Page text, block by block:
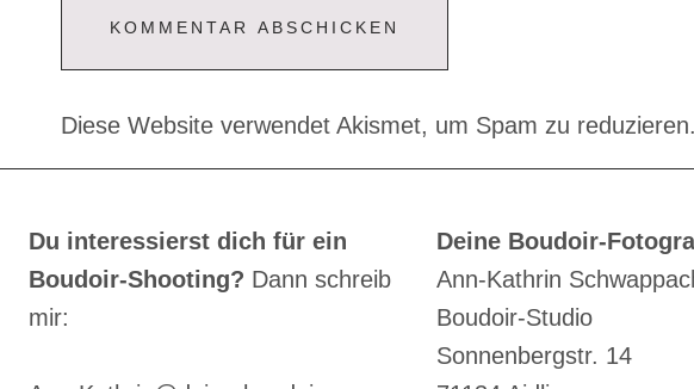
Diese Website verwendet Akismet, um Spam zu reduzieren.
Du interessierst dich für ein
Boudoir-Shooting? Dann schreib
mir:
Deine Boudoir-
Ann-Kathrin
Boudoir-Studio
Sonnenbergstr. 14